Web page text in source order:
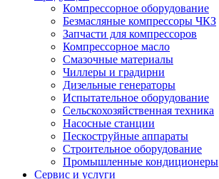
Компрессорное оборудование
Безмасляные компрессоры ЧКЗ
Запчасти для компрессоров
Компрессорное масло
Смазочные материалы
Чиллеры и градирни
Дизельные генераторы
Испытательное оборудование
Сельскохозяйственная техника
Насосные станции
Пескоструйные аппараты
Строительное оборудование
Промышленные кондиционеры
Сервис и услуги